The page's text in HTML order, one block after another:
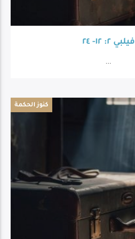
فيلبي ٢: ١٢- ٢٤
...
كنوز الحكمة